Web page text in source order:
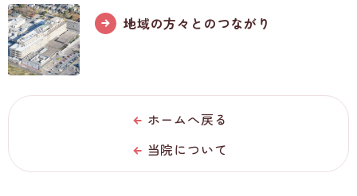
地域の方々とのつながり
当院について
ホームへ戻る